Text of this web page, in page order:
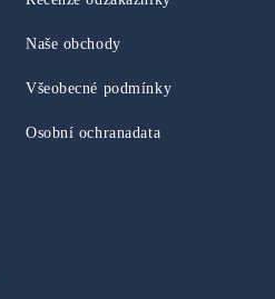
Naše obchody
Všeobecné podmínky
Osobní ochranadata